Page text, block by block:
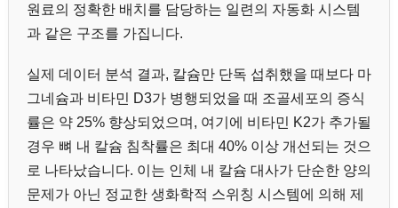
원료의 정확한 배치를 담당하는 일련의 자동화 시스템
과 같은 구조를 가집니다.
실제 데이터 분석 결과, 칼슘만 단독 섭취했을 때보다 마
그네슘과 비타민 D3가 병행되었을 때 조골세포의 증식
률은 약 25% 향상되었으며, 여기에 비타민 K2가 추가될
경우 뼈 내 칼슘 침착률은 최대 40% 이상 개선되는 것으
로 나타났습니다. 이는 인체 내 칼슘 대사가 단순한 양의
문제가 아닌 정교한 생화학적 스위칭 시스템에 의해 제